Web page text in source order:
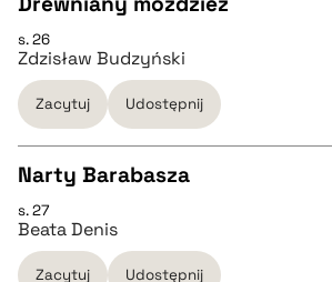
BIBTEX
pobierz cytat
CZYSTY TEKST
pobierz cytat
BIBTEX
pobierz cytat
s. 26
Zdzisław Budzyński
Zacytuj Udostępnij
CZYSTY TEKST
Narty Barabasza
s. 27
Beata Denis
Zacytuj Udostępnij